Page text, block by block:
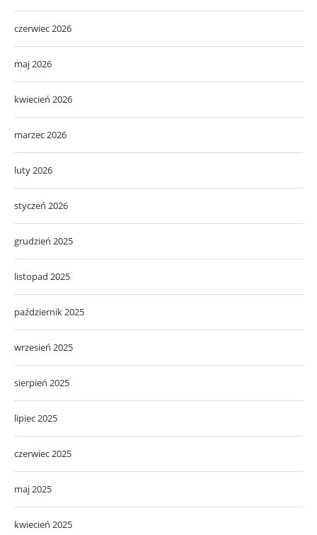
czerwiec 2026
maj 2026
kwiecień 2026
marzec 2026
luty 2026
styczeń 2026
grudzień 2025
listopad 2025
październik 2025
wrzesień 2025
sierpień 2025
lipiec 2025
czerwiec 2025
maj 2025
kwiecień 2025